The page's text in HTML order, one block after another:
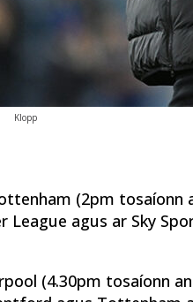
Klopp
(2pm tosaíonn
League agus ar Sky
(4.30pm tosaíonn